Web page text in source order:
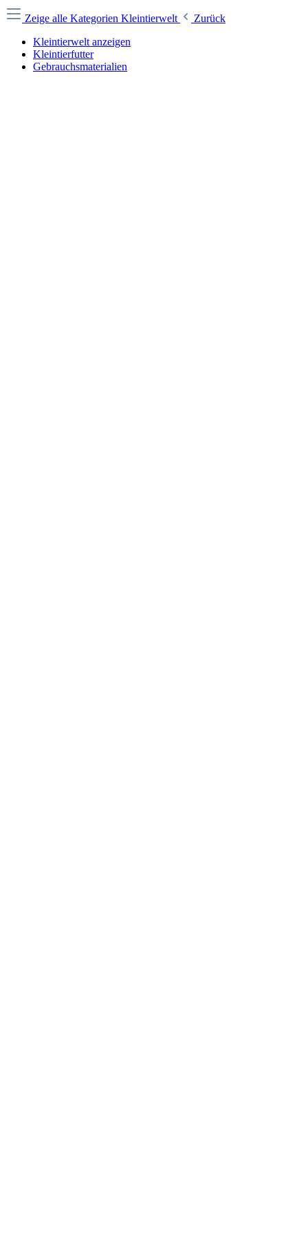
Zeige alle Kategorien Kleintierwelt
Zurück
Kleintierwelt anzeigen
Kleintierfutter
Gebrauchsmaterialien